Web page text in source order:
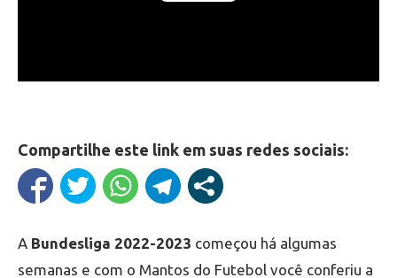
Compartilhe este link em suas redes sociais:
A Bundesliga 2022-2023 começou há algumas
semanas e com o Mantos do Futebol você conferiu a